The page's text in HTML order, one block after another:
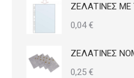
ΖΕΛΑΤΙΝΕΣ
0,04€
ΖΕΛΑΤΙΝΕΣ
0,25 €